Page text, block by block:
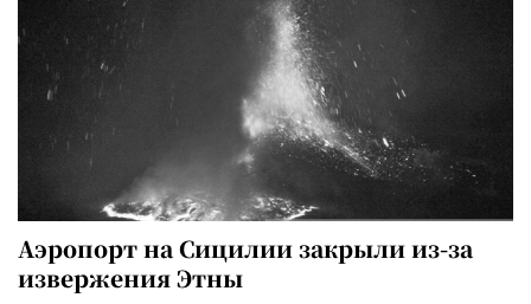
Аэропорт на Сицилии закрыли из-за
извержения Этны